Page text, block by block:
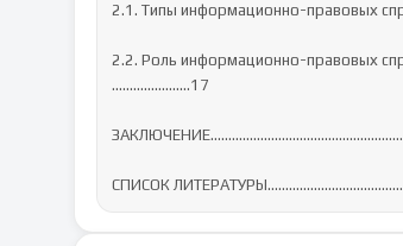
2.1. Типы информационно-правовых
2.2. Роль информационно-правовых
……….....….....17
СПИСОК